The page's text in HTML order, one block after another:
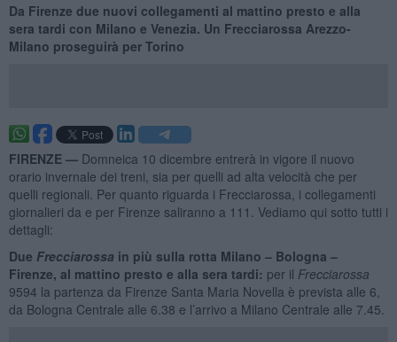
Da Firenze due nuovi collegamenti al mattino presto e alla
sera tardi con Milano e Venezia. Un Frecciarossa Arezzo-
Milano proseguirà per Torino
FIRENZE — Domneica 10 dicembre entrerà in vigore il nuovo
orario invernale dei treni, sia per quelli ad alta velocità che per
quelli regionali. Per quanto riguarda i Frecciarossa, i collegamenti
giornalieri da e per Firenze saliranno a 111. Vediamo qui sotto tutti i
dettagli:
Due Frecciarossain più sulla rotta Milano – Bologna –
Firenze, al mattino presto e alla sera tardi: per il Frecciarossa
9594 la partenza da Firenze Santa Maria Novella è prevista alle 6,
da Bologna Centrale alle 6.38 e l’arrivo a Milano Centrale alle 7.45.